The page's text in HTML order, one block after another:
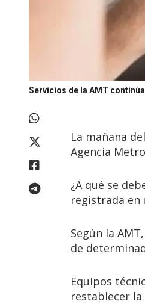
Servicios de la AMT
La mañana
Agencia
¿A qué se
registrada en
Según la
de
Equipos
restablecer